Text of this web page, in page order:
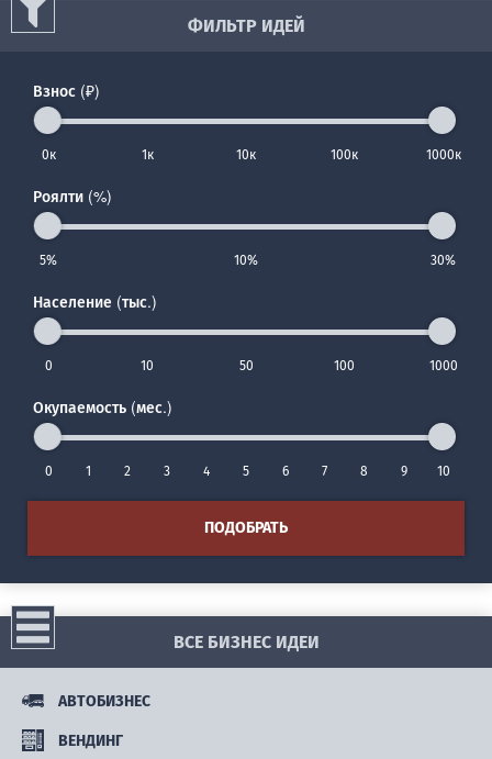
ФИЛЬТР ИДЕЙ
Взнос (₽)
0к 1к 10к 100к 1000к
Роялти (%)
5% 10% 30%
Население (тыс.)
0 10 50 100 1000
Окупаемость (мес.)
0 1 2 3 4 5 6 7 8 9 10
ПОДОБРАТЬ
ВСЕ БИЗНЕС ИДЕИ
АВТОБИЗНЕС
ВЕНДИНГ